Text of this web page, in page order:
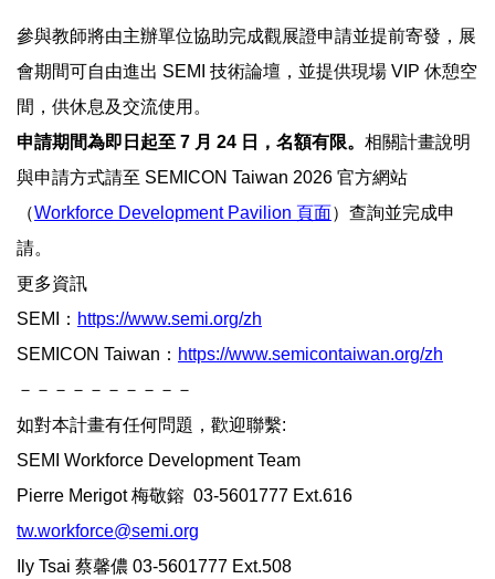
參與教師將由主辦單位協助完成觀展證申請並提前寄發，展
會期間可自由進出 SEMI 技術論壇，並提供現場 VIP 休憩空
間，供休息及交流使用。
申請期間為即日起至 7 月 24 日，名額有限。 相關計畫說明
與申請方式請至 SEMICON Taiwan 2026 官方網站
（Workforce Development Pavilion 頁面）查詢並完成申
請。
更多資訊
SEMI
： https://www.semi.org/zh
SEMICON Taiwan ： https://www.semicontaiwan.org/zh
－－－－－－－－－－
如對本計畫有任何問題，歡迎聯繫:
SEMI Workforce Development Team
Pierre Merigot梅敬鎔 03-5601777 Ext.616
tw.workforce@semi.org
Ily Tsai 蔡馨儂 03-5601777 Ext.508